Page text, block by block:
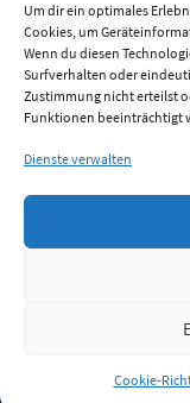
Um dir ein optimales
Cookies, um
Wenn du diesen
Surfverhalten oder
Zustimmung nicht erteilst
Funktionen beeinträchtigt
Dienste verwalten
Cookie-
Jobs